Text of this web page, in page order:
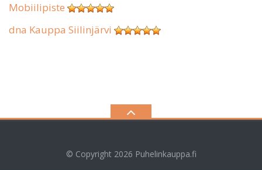
Mobiilipiste
dna Kauppa Siilinjärvi
© Copyright 2026 Puhelinkauppa.fi